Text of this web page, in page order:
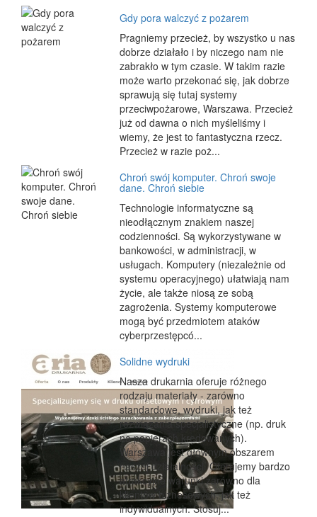
Gdy pora walczyć z pożarem
Pragniemy przecież, by wszystko u nas
dobrze działało i by niczego nam nie
zabrakło w tym czasie. W takim razie
może warto przekonać się, jak dobrze
sprawują się tutaj systemy
przeciwpożarowe, Warszawa. Przecież
już od dawna o nich myśleliśmy i
wiemy, że jest to fantastyczna rzecz.
Przecież w razie poż...
Chroń swój komputer. Chroń swoje
dane. Chroń siebie
Technologie informatyczne są
nieodłącznym znakiem naszej
codzienności. Są wykorzystywane w
bankowości, w administracji, w
usługach. Komputery (niezależnie od
systemu operacyjnego) ułatwiają nam
życie, ale także niosą ze sobą
zagrożenia. Systemy komputerowe
mogą być przedmiotem ataków
cyberprzestępcó...
Solidne wydruki
Nasza drukarnia oferuje różnego
rodzaju materiały - zarówno
standardowe, wydruki, jak też
rozwiązania specjalistyczne (np. druk
na papierach kredowanych).
Warszawa jest głównym obszarem
naszej działalności. Oferujemy bardzo
atrakcyjne warunki zarówno dla
klientów biznesowych, jak też
indywidualnych. Stosuj...